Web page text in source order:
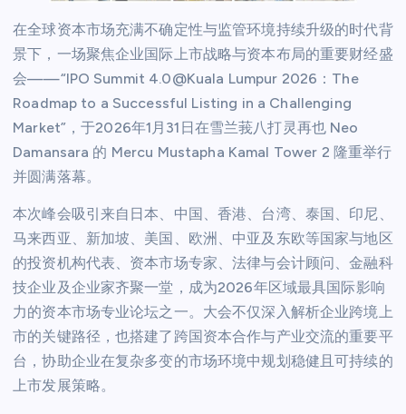
在全球资本市场充满不确定性与监管环境持续升级的时代背
景下，一场聚焦企业国际上市战略与资本布局的重要财经盛
会——“IPO Summit 4.0@Kuala Lumpur 2026：The
Roadmap to a Successful Listing in a Challenging
Market”，于2026年1月31日在雪兰莪八打灵再也 Neo
Damansara 的 Mercu Mustapha Kamal Tower 2 隆重举行
并圆满落幕。
本次峰会吸引来自日本、中国、香港、台湾、泰国、印尼、
马来西亚、新加坡、美国、欧洲、中亚及东欧等国家与地区
的投资机构代表、资本市场专家、法律与会计顾问、金融科
技企业及企业家齐聚一堂，成为2026年区域最具国际影响
力的资本市场专业论坛之一。大会不仅深入解析企业跨境上
市的关键路径，也搭建了跨国资本合作与产业交流的重要平
台，协助企业在复杂多变的市场环境中规划稳健且可持续的
上市发展策略。